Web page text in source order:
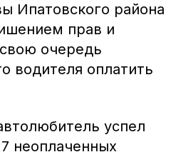
Ипатовского района
прав и
очередь
водителя оплатить
успел
неоплаченных